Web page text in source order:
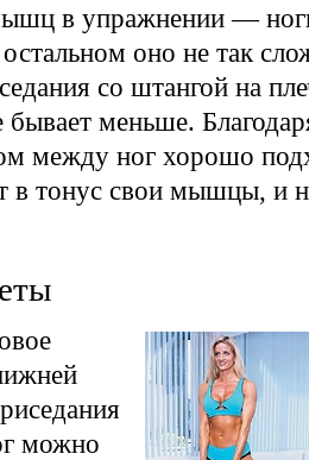
в упражнении —
оно не так
со штангой на
меньше.
между ног хорошо
тонус свои мышцы, и
можно